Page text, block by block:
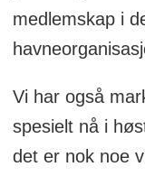
medlemskap i
Vi har også
spesielt nå i
det er nok noe